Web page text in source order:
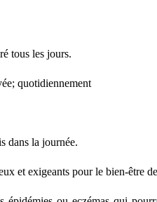
tous les jours.
quotidiennement
dans la journée.
et exigeants pour le bien-être